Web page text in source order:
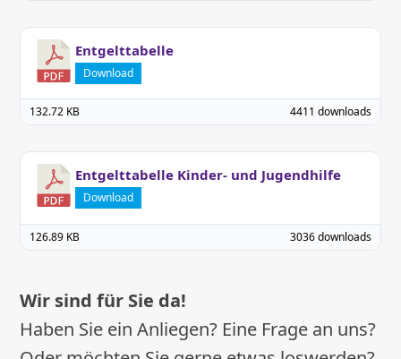
Entgelttabelle
Download
4411 downloads
132.72 KB
Entgelttabelle Kinder- und Jugendhilfe
Download
3036 downloads
126.89 KB
Wir sind für Sie da!
Haben Sie ein Anliegen? Eine Frage an uns?